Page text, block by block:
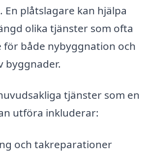
En plåtslagare kan hjälpa
olika tjänster som ofta
för både nybyggnation och
byggnader.
tjänster som en
utföra inkluderar:
och takreparationer